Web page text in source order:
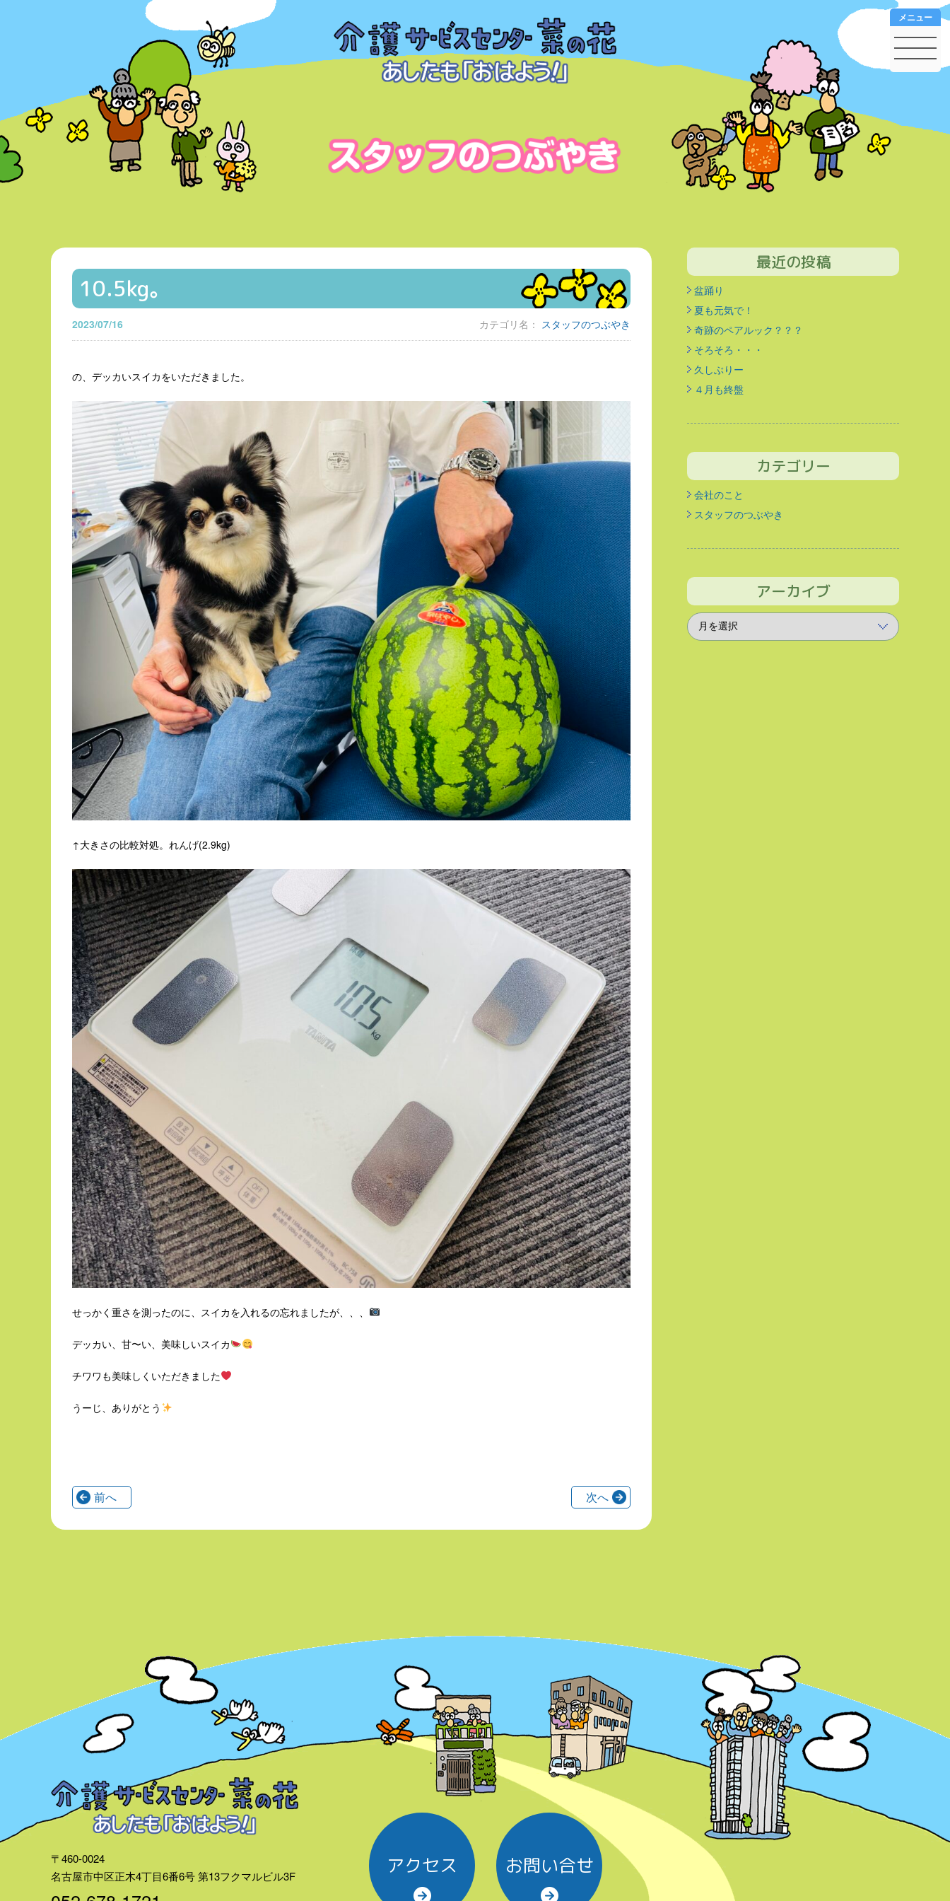
メニュー
10.5kg。
2023/07/16 カテゴリ名： スタッフのつぶやき
の、デッカいスイカをいただきました。
↑大きさの比較対処。れんげ(2.9kg)
せっかく重さを測ったのに、スイカを入れるの忘れましたが、、、
デッカい、甘〜い、美味しいスイカ
チワワも美味しくいただきました
うーじ、ありがとう
前へ 次へ
最近の投稿
盆踊り
夏も元気で！
奇跡のペアルック？？？
そろそろ・・・
久しぶりー
４月も終盤
カテゴリー
会社のこと
スタッフのつぶやき
アーカイブ
〒460-0024
名古屋市中区正木4丁目6番6号第13フクマルビル3F アクセス お問い合せ